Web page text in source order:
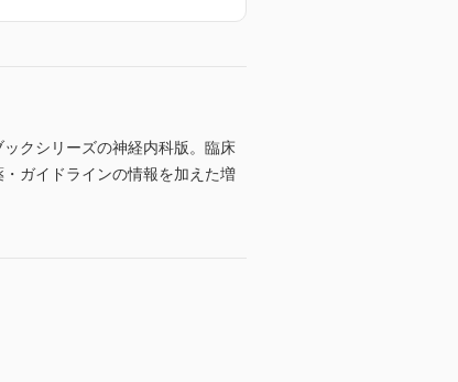
クシリーズの神経内科版。臨床
ガイドラインの情報を加えた増